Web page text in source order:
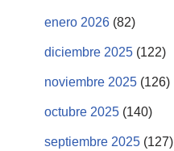
enero 2026 (82)
diciembre 2025 (122)
noviembre 2025 (126)
octubre 2025 (140)
septiembre 2025 (127)